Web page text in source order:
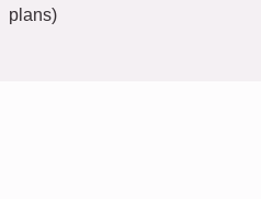
plans)